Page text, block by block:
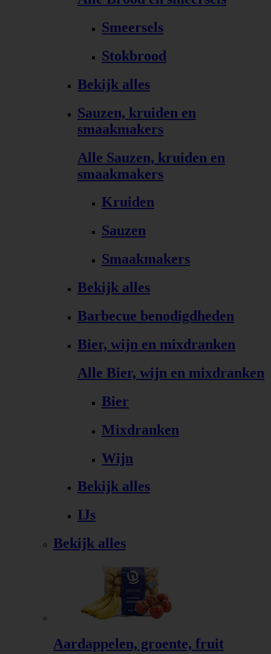
Smeersels
Stokbrood
Bekijk alles
Sauzen, kruiden en
smaakmakers
Alle Sauzen, kruiden en
smaakmakers
Kruiden
Sauzen
Smaakmakers
Bekijk alles
Barbecue benodigdheden
Bier, wijn en mixdranken
Alle Bier, wijn en mixdranken
Bier
Mixdranken
Wijn
Bekijk alles
IJs
Bekijk alles
Aardappelen, groente, fruit